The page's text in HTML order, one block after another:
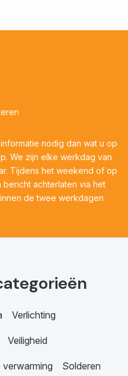
nodig dan wat u op
We zijn elke werkdag van
Tijdens het weekend of op
achterlaten via het
de twee werkdagen
Verlichting
Veiligheid
verwarming Solderen